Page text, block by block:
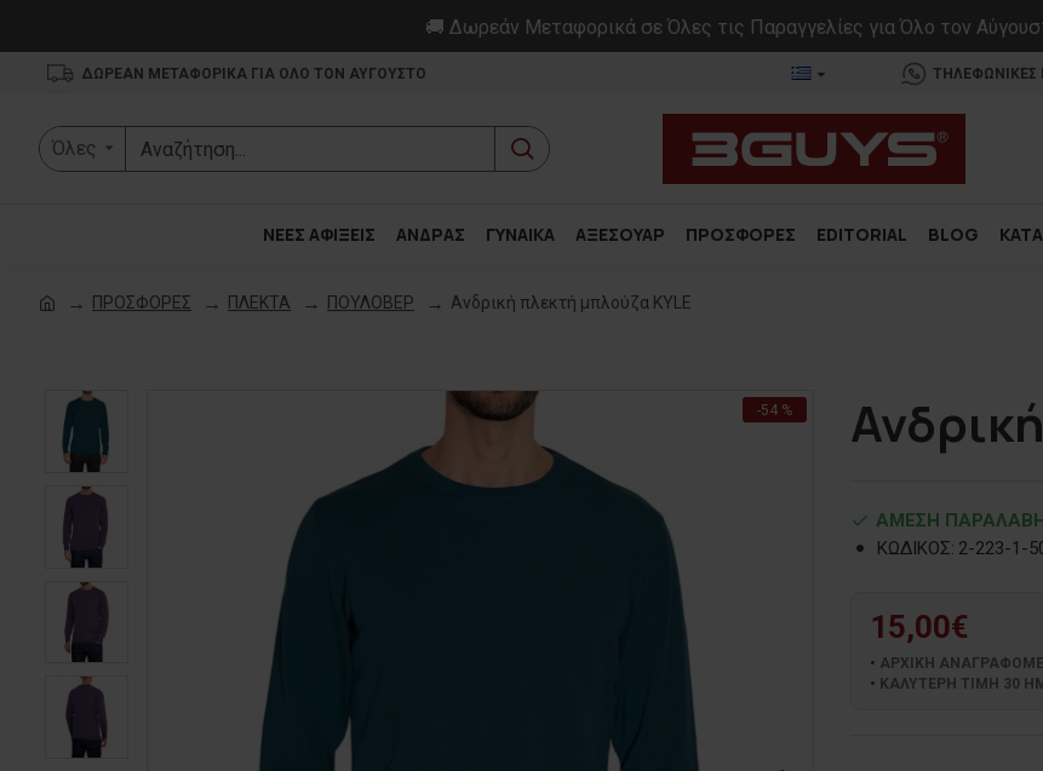
🚚 Δωρεάν Μεταφορικά σε Όλες τις Παραγγελίες για Όλο τον
ΔΩΡΕΑΝ ΜΕΤΑΦΟΡΙΚΑ ΓΙΑ ΟΛΟ ΤΟΝ ΑΥΓΟΥΣΤΟ ΤΗΛΕΦΩΝΙΚΕΣ
Όλες
ΝΕΕΣ ΑΦΙΞΕΙΣ ΑΝΔΡΑΣ ΓΥΝΑΙΚΑ ΑΞΕΣΟΥΑΡ ΠΡΟΣΦΟΡΕΣ EDITORIAL BLOG
ΠΡΟΣΦΟΡΕΣ ΠΛΕΚΤΑ ΠΟΥΛΟΒΕΡ Ανδρική πλεκτή μπλούζα KYLE
-54 %
ΑΜΕΣΗ
ΚΩΔΙΚΟΣ: 2-223-1-
15,00€
ΑΡΧΙΚΗ
ΚΑΛΥΤΕΡΗ ΤΙΜΗ 30